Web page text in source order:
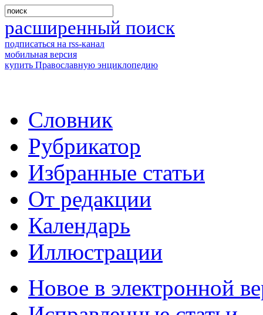
расширенный поиск
подписаться на rss-канал
мобильная версия
купить Православную энциклопедию
Словник
Рубрикатор
Избранные статьи
От редакции
Календарь
Иллюстрации
Новое в электронной